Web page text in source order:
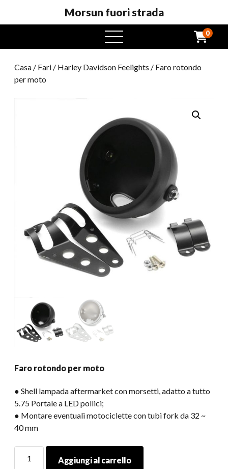
Morsun fuori strada
Menu
aperto
0
Casa / Fari / Harley Davidson Feelights / Faro rotondo
per moto
Faro rotondo per moto
● Shell lampada aftermarket con morsetti, adatto a tutto
5.75 Portale a LED pollici;
● Montare eventuali motociclette con tubi fork da 32 ~
40 mm
rotondo
Aggiungi al carrello